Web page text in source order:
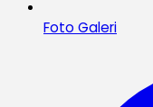
Foto Galeri